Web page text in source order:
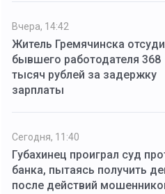
Вчера, 14:42
Житель Гремячинска
бывшего работодателя 368
тысяч рублей за задержку
зарплаты
Сегодня, 11:40
Губахинец проиграл суд
банка, пытаясь получить
после действий